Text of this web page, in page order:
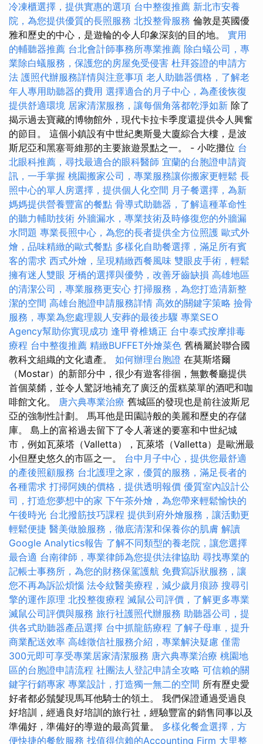
冷凍櫃選擇，提供實惠的選項 台中整復推薦 新北市安養
院，為您提供優質的長照服務 北投整骨服務 倫敦是英國優
雅和歷史的中心，是遊輪的令人印象深刻的目的地。 實用
的輔聽器推薦 台北會計師事務所專業推薦 除白蟻公司，專
業除白蟻服務，保護您的房屋免受侵害 杜拜簽證的申請方
法 護照代辦服務詳情與注意事項 老人助聽器價格，了解老
年人專用助聽器的費用 選擇適合的月子中心，為產後恢復
提供舒適環境 居家清潔服務，讓每個角落都乾淨如新 除了
揭示過去寶藏的博物館外，現代卡拉卡季度還提供令人興奮
的節目。 這個小鎮設有中世紀奧斯曼大廈綜合大樓，是波
斯尼亞和黑塞哥維那的主要旅遊景點之一。 - 小吃攤位 台
北眼科推薦，尋找最適合的眼科醫師 宜蘭的台胞證申請資
訊，一手掌握 桃園搬家公司，專業服務讓你搬家更輕鬆 長
照中心的單人房選擇，提供個人化空間 月子餐選擇，為新
媽媽提供營養豐富的餐點 骨導式助聽器，了解這種革命性
的聽力輔助技術 外牆漏水，專業技術及時修復您的外牆漏
水問題 專業長照中心，為您的長者提供全方位照護 歐式外
燴，品味精緻的歐式餐點 多樣化自助餐選擇，滿足所有賓
客的需求 西式外燴，呈現精緻西餐風味 雙眼皮手術，輕鬆
擁有迷人雙眼 牙橋的選擇與優勢，改善牙齒缺損 高雄地區
的清潔公司，專業服務更安心 打掃服務，為您打造清新整
潔的空間 高雄台胞證申請服務詳情 高效的關鍵字策略 撿骨
服務，專業為您處理親人安葬的最後步驟 專業SEO
Agency幫助你實現成功 逢甲脊椎矯正 台中泰式按摩排毒
療程 台中整復推薦 精緻BUFFET外燴菜色 舊橋屬於聯合國
教科文組織的文化遺產。 如何辦理台胞證 在莫斯塔爾
（Mostar）的新部分中，很少有遊客徘徊，無數餐廳提供
首個菜餚，並令人驚訝地補充了廣泛的蛋糕菜單的酒吧和咖
啡館文化。 唐六典專業治療 舊城區的發現也是前往波斯尼
亞的強制性計劃。 馬耳他是田園詩般的美麗和歷史的存儲
庫。 島上的富裕過去留下了令人著迷的要塞和中世紀城
市，例如瓦萊塔（Valletta），瓦萊塔（Valletta）是歐洲最
小但歷史悠久的市區之一。 台中月子中心，提供您最舒適
的產後照顧服務 台北護理之家，優質的服務，滿足長者的
各種需求 打掃阿姨的價格，提供透明報價 優質室內設計公
司，打造您夢想中的家 下午茶外燴，為您帶來輕鬆愉快的
午後時光 台北撥筋技巧課程 提供到府外燴服務，讓活動更
輕鬆便捷 醫美做臉服務，徹底清潔和保養你的肌膚 解讀
Google Analytics報告 了解不同類型的養老院，讓您選擇
最合適 台南律師，專業律師為您提供法律協助 尋找專業的
記帳士事務所，為您的財務保駕護航 免費寫訴狀服務，讓
您不再為訴訟煩惱 法令紋醫美療程，減少歲月痕跡 搜尋引
擎的運作原理 北投整復療程 滅鼠公司評價，了解更多專業
滅鼠公司評價與服務 旅行社護照代辦服務 助聽器公司，提
供各式助聽器產品選擇 台中抓龍筋療程 了解子母車，提升
商業配送效率 高雄徵信社服務介紹，專業解決疑慮 僅需
300元即可享受專業居家清潔服務 唐六典專業治療 桃園地
區的台胞證申請流程 社團法人登記申請全攻略 可信賴的關
鍵字行銷專家 專業設計，打造獨一無二的空間 所有歷史愛
好者都必鬚髮現馬耳他騎士的領土。 我們保證通過受過良
好培訓，經過良好培訓的旅行社，經驗豐富的銷售同事以及
準備好，準備好的導遊的最高質量。 多樣化餐盒選擇，方
便快捷的餐飲服務 找值得信賴的Accounting Firm 大里整